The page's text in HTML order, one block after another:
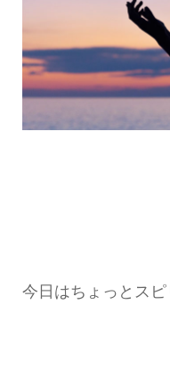
今日はちょっとスピ